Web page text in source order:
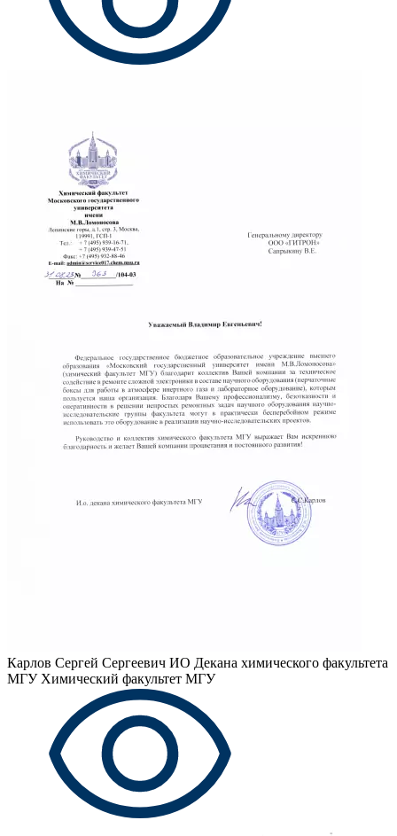
Карлов Сергей Сергеевич ИО Декана химического факультета
МГУ Химический факультет МГУ